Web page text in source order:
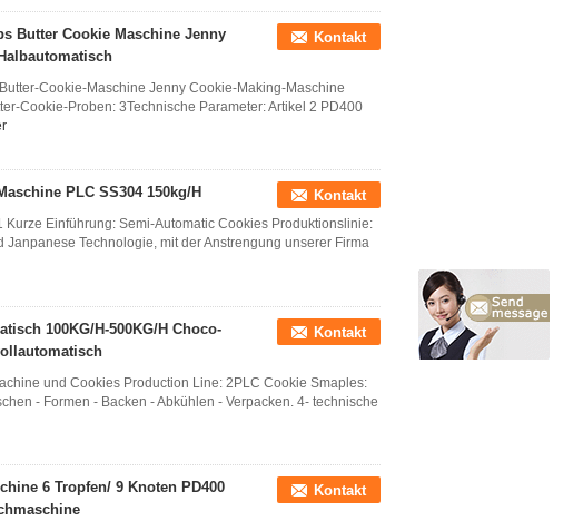
Butter Cookie Maschine Jenny
Kontakt
Cookie-Maschine Jenny Cookie-Making-Maschine
Cookie-Proben: 3Technische Parameter: Artikel 2 PD400
PLC SS304 150kg/H Kontakt
Einführung: Semi-Automatic Cookies Produktionslinie:
Technologie, mit der Anstrengung unserer Firma
100KG/H-500KG/H Choco-
Kontakt
und Cookies Production Line: 2PLC Cookie Smaples:
- Formen - Backen - Abkühlen - Verpacken. 4- technische
6 Tropfen/ 9 Knoten PD400
Kontakt